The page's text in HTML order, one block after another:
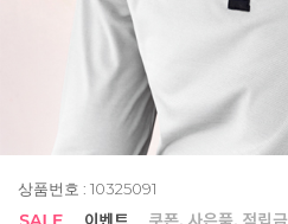
상품번호 : 10325091